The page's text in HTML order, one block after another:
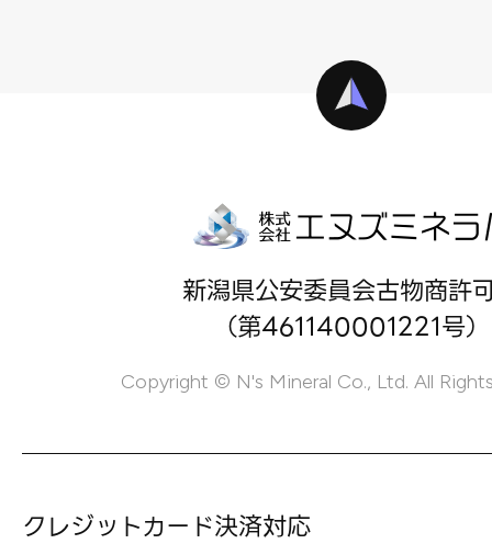
新潟県公安委員会古物商許
（第461140001221号）
Copyright © N's Mineral Co., Ltd. All
クレジットカード決済対応